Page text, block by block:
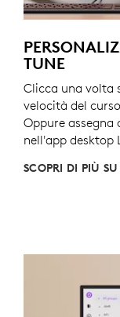
TUNE
Clicca una volta
velocità del
Oppure
nell'app desktop
SCOPRI DI PIÙ